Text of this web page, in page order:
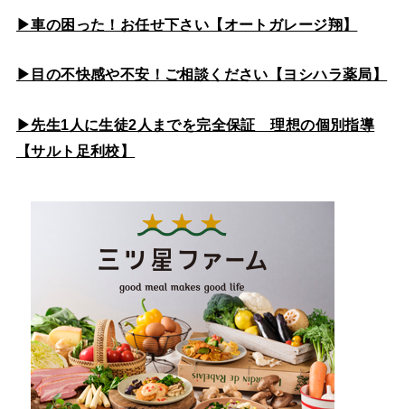
▶車の困った！お任せ下さい【オートガレージ翔】
▶目の不快感や不安！ご相談ください【ヨシハラ薬局】
▶先生1人に生徒2人までを完全保証 理想の個別指導
【サルト足利校】